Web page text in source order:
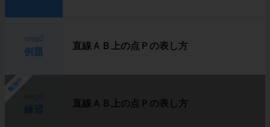
例題
直線ＡＢ上の点Ｐの表し方
勉強中
直線ＡＢ上の点Ｐの表し方